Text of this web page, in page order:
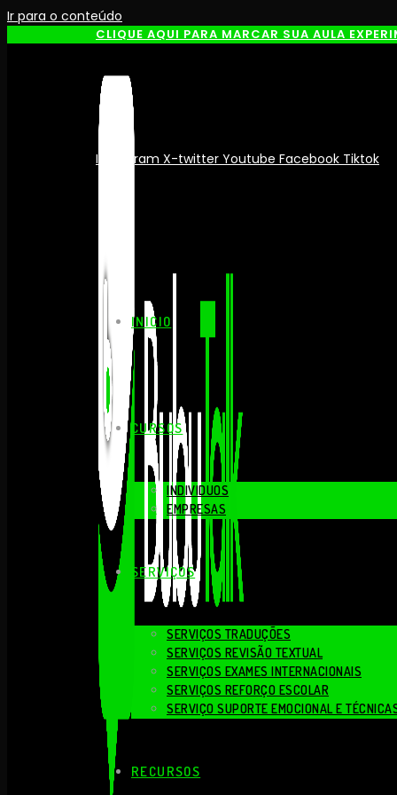
Ir para o conteúdo
CLIQUE AQUI PARA MARCAR SUA AULA
Instagram X-twitter Youtube Facebook Tiktok
INICIO
CURSOS
INDIVIDUOS
EMPRESAS
SERVIÇOS
SERVIÇOS TRADUÇÕES
SERVIÇOS REVISÃO TEXTUAL
SERVIÇOS EXAMES INTERNACIONAIS
SERVIÇOS REFORÇO ESCOLAR
SERVIÇO SUPORTE EMOCIONAL E
RECURSOS